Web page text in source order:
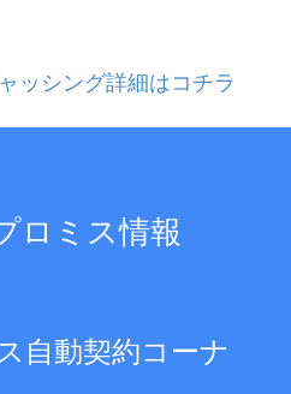
ッシング詳細はコチラ
ロミス情報
自動契約コーナ